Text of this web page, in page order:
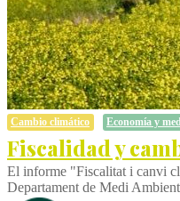
Cambio climático Economía y
Fiscalidad y
El informe "Fiscalitat i canvi
Departament de Medi